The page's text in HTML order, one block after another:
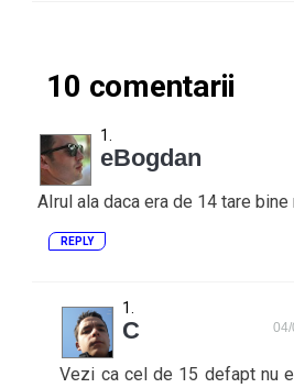
10 comentarii
eBogdan
AIrul ala daca era de 14 tare bine
REPLY
C
Vezi ca cel de 15 defapt nu